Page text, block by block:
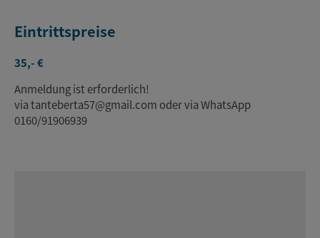
Eintrittspreise
35,- €
Anmeldung ist erforderlich!
via tanteberta57@gmail.com oder via WhatsApp
0160/91906939